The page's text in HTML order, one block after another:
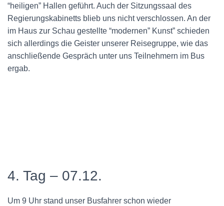
“heiligen” Hallen geführt. Auch der Sitzungssaal des
Regierungskabinetts blieb uns nicht verschlossen. An der
im Haus zur Schau gestellte “modernen” Kunst” schieden
sich allerdings die Geister unserer Reisegruppe, wie das
anschließende Gespräch unter uns Teilnehmern im Bus
ergab.
4. Tag – 07.12.
Um 9 Uhr stand unser Busfahrer schon wieder